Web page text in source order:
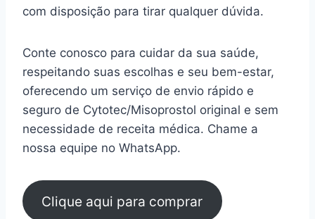
com disposição para tirar qualquer dúvida.
Conte conosco para cuidar da sua saúde,
respeitando suas escolhas e seu bem-estar,
oferecendo um serviço de envio rápido e
seguro de Cytotec/Misoprostol original e sem
necessidade de receita médica. Chame a
nossa equipe no WhatsApp.
Clique aqui para comprar